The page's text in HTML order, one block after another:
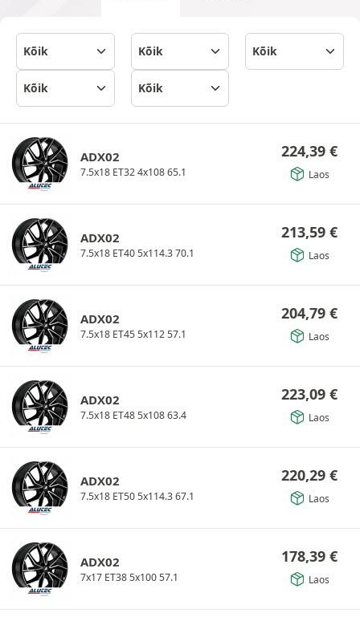
ADX02
7.5x18 ET32 4x108 65.1
224,39 €
Laos
ADX02
7.5x18 ET40 5x114.3 70.1
213,59 €
Laos
ADX02
7.5x18 ET45 5x112 57.1
204,79 €
Laos
ADX02
7.5x18 ET48 5x108 63.4
223,09 €
Laos
ADX02
7.5x18 ET50 5x114.3 67.1
220,29 €
Laos
ADX02
7x17 ET38 5x100 57.1
178,39 €
Laos